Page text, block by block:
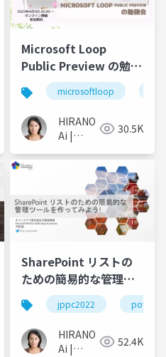
ュメント管理 power automate
Microsoft Loop
Public Preview の勉強
会
microsoftloop
HIRANO
Ai |
SharePoint
30.5K
power automate
SharePoint リストの
ための簡易的な管理ツ
ールを作ってみよう!
jppc2022 power
HIRANO
Ai |
52.4K